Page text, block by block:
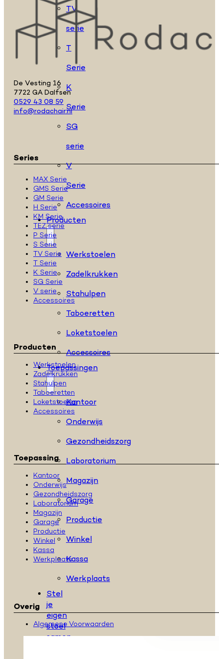
TV
serie
T
Serie
K
Serie
SG
serie
V
Serie
Accessoires
Producten
Werkstoelen
Zadelkrukken
Stahulpen
Taboeretten
Loketstoelen
Accessoires
Toepassingen
Kantoor
Onderwijs
Gezondheidszorg
Laboratorium
Magazijn
Garage
Productie
Winkel
Kassa
Werkplaats
Stel
je
eigen
stoel
samen
De Vesting 16
7722 GA Dalfsen
0529 43 08 59
info@rodachair.nl
Series
MAX Serie
GMS Serie
GM Serie
H Serie
KM Serie
TEZ serie
P Serie
S Serie
TV Serie
T Serie
K Serie
SG Serie
V serie
Accessoires
Producten
Werkstoelen
Zadelkrukken
Stahulpen
Taboeretten
Loketstoelen
Accessoires
Toepassing
Kantoor
Onderwijs
Gezondheidszorg
Laboratorium
Magazijn
Garage
Productie
Winkel
Kassa
Werkplaats
Overig
Algemene Voorwaarden